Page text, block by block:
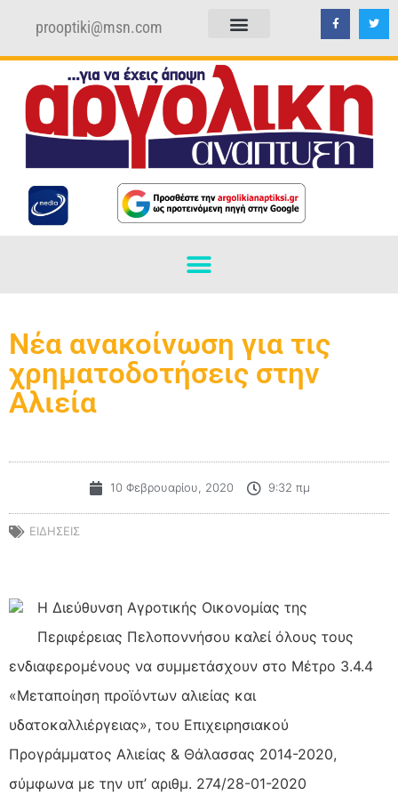
prooptiki@msn.com
Νέα ανακοίνωση για τις
χρηματοδοτήσεις στην
Αλιεία
10 Φεβρουαρίου, 2020 9:32 πμ
ΕΙΔΗΣΕΙΣ
Η Διεύθυνση Αγροτικής Οικονομίας της
Περιφέρειας Πελοποννήσου καλεί όλους τους
ενδιαφερομένους να συμμετάσχουν στο Μέτρο 3.4.4
«Μεταποίηση προϊόντων αλιείας και
υδατοκαλλιέργειας», του Επιχειρησιακού
Προγράμματος Αλιείας & Θάλασσας 2014-2020,
σύμφωνα με την υπ’ αριθμ. 274/28-01-2020